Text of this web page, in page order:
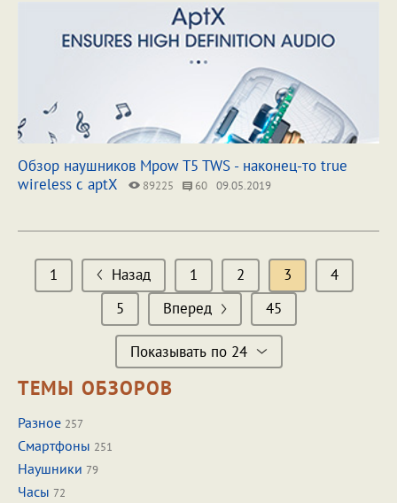
Обзор наушников Mpow T5 TWS - наконец-то true
wireless с aptX
89225 60 09.05.2019
1 Назад 1 2 3
4
5
Вперед 45
Показывать по 24
ТЕМЫ ОБЗОРОВ
Разное 257
Смартфоны 251
Наушники 79
Часы 72